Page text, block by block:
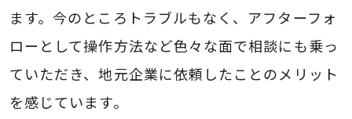
ます。今のところトラブルもなく、アフターフォ
ローとして操作方法など色々な面で相談にも乗っ
ていただき、地元企業に依頼したことのメリット
を感じています。